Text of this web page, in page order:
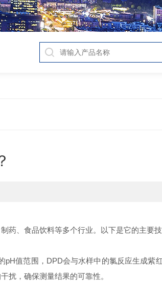
、食品饮料等多个行业。以下是它的主要技
值范围，DPD会与水样中的氯反应生成紫
扰，确保测量结果的可靠性。